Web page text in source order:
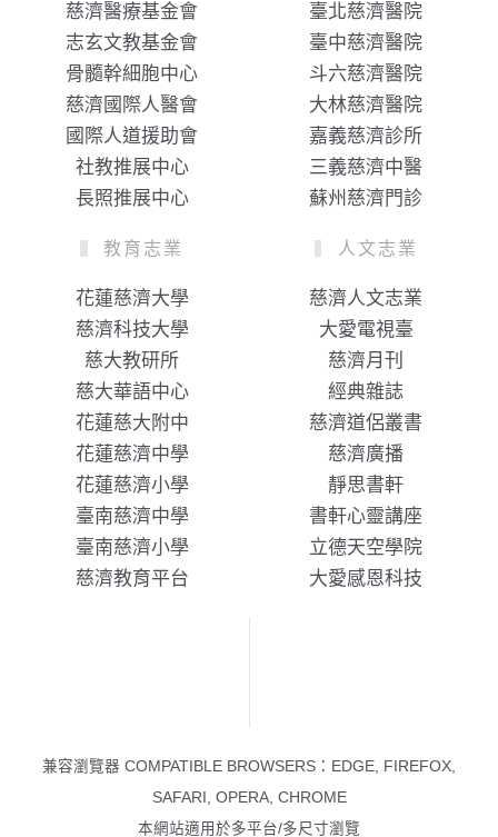
慈濟醫療基金會
志玄文教基金會
骨髓幹細胞中心
慈濟國際人醫會
國際人道援助會
社教推展中心
長照推展中心
臺北慈濟醫院
臺中慈濟醫院
斗六慈濟醫院
大林慈濟醫院
嘉義慈濟診所
三義慈濟中醫
蘇州慈濟門診
教育志業
花蓮慈濟大學
慈濟科技大學
慈大教研所
慈大華語中心
花蓮慈大附中
花蓮慈濟中學
花蓮慈濟小學
臺南慈濟中學
臺南慈濟小學
慈濟教育平台
人文志業
慈濟人文志業
大愛電視臺
慈濟月刊
經典雜誌
慈濟道侶叢書
慈濟廣播
靜思書軒
書軒心靈講座
立德天空學院
大愛感恩科技
兼容瀏覽器 COMPATIBLE BROWSERS：EDGE, FIREFOX,
SAFARI, OPERA, CHROME
本網站適用於多平台/多尺寸瀏覽